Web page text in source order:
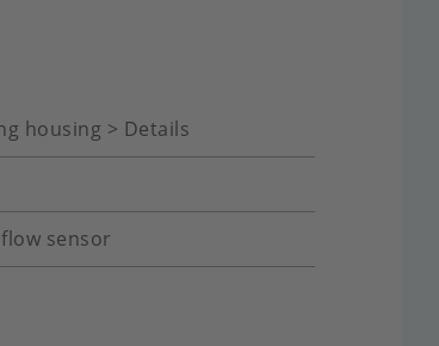
housing > Details
sensor